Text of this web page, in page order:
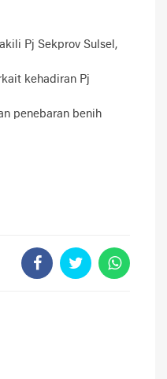
Pj Sekprov Sulsel,
kehadiran Pj
penebaran benih